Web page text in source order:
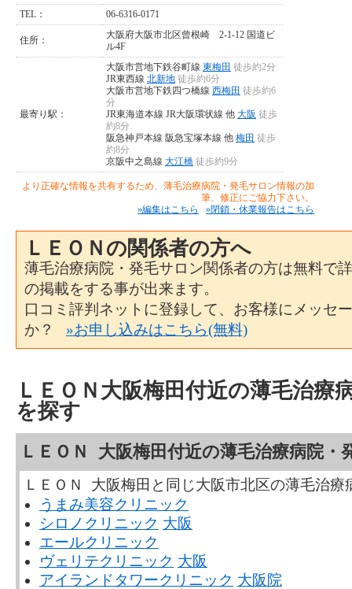
TEL： 06-6316-0171
住所：
大阪府大阪市北区曾根崎 2-1-12 国道ビ
ル4F
最寄り駅：
大阪市営地下鉄谷町線 東梅田 徒歩約2分
JR東西線 北新地 徒歩約6分
大阪市営地下鉄四つ橋線 西梅田 徒歩約6
分
JR東海道本線 JR大阪環状線 他 大阪 徒歩
約8分
阪急神戸本線 阪急宝塚本線 他 梅田 徒歩
約8分
京阪中之島線 大江橋 徒歩約9分
より正確な情報を共有するため、薄毛治療病院・発毛サロン情報の加
筆、修正にご協力下さい。
»編集はこちら
»閉鎖・休業報告はこちら
ＬＥＯＮの関係者の方へ
薄毛治療病院・発毛サロン関係者の方は無料で
の掲載をする事が出来ます。
口コミ評判ネットに登録して、お客様にメッセ
か？ »お申し込みはこちら(無料)
ＬＥＯＮ大阪梅田付近の薄毛治療
を探す
ＬＥＯＮ 大阪梅田付近の薄毛治療病院・
ＬＥＯＮ 大阪梅田と同じ大阪市北区の薄毛治療
うまみ美容クリニック
シロノクリニック 大阪
エールクリニック
ヴェリテクリニック 大阪
アイランドタワークリニック 大阪院